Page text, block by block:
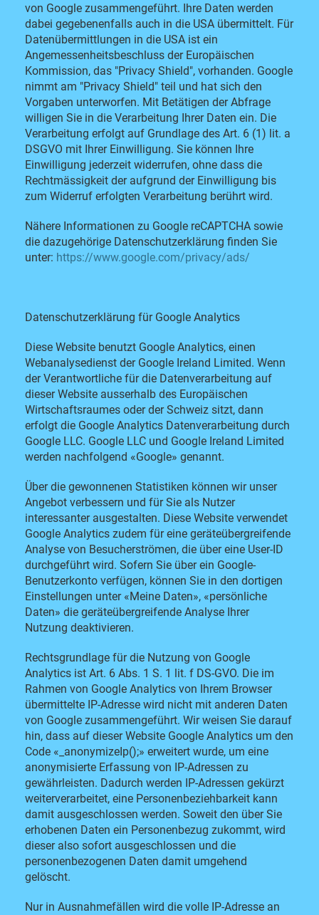
von Google zusammengeführt. Ihre Daten werden
dabei gegebenenfalls auch in die USA übermittelt. Für
Datenübermittlungen in die USA ist ein
Angemessenheitsbeschluss der Europäischen
Kommission, das "Privacy Shield", vorhanden. Google
nimmt am "Privacy Shield" teil und hat sich den
Vorgaben unterworfen. Mit Betätigen der Abfrage
willigen Sie in die Verarbeitung Ihrer Daten ein. Die
Verarbeitung erfolgt auf Grundlage des Art. 6 (1) lit. a
DSGVO mit Ihrer Einwilligung. Sie können Ihre
Einwilligung jederzeit widerrufen, ohne dass die
Rechtmässigkeit der aufgrund der Einwilligung bis
zum Widerruf erfolgten Verarbeitung berührt wird.
Nähere Informationen zu Google reCAPTCHA sowie
die dazugehörige Datenschutzerklärung finden Sie
unter: https://www.google.com/privacy/ads/
Datenschutzerklärung für Google Analytics
Diese Website benutzt Google Analytics, einen
Webanalysedienst der Google Ireland Limited. Wenn
der Verantwortliche für die Datenverarbeitung auf
dieser Website ausserhalb des Europäischen
Wirtschaftsraumes oder der Schweiz sitzt, dann
erfolgt die Google Analytics Datenverarbeitung durch
Google LLC. Google LLC und Google Ireland Limited
werden nachfolgend «Google» genannt.
Über die gewonnenen Statistiken können wir unser
Angebot verbessern und für Sie als Nutzer
interessanter ausgestalten. Diese Website verwendet
Google Analytics zudem für eine geräteübergreifende
Analyse von Besucherströmen, die über eine User-ID
durchgeführt wird. Sofern Sie über ein Google-
Benutzerkonto verfügen, können Sie in den dortigen
Einstellungen unter «Meine Daten», «persönliche
Daten» die geräteübergreifende Analyse Ihrer
Nutzung deaktivieren.
Rechtsgrundlage für die Nutzung von Google
Analytics ist Art. 6 Abs. 1 S. 1 lit. f DS-GVO. Die im
Rahmen von Google Analytics von Ihrem Browser
übermittelte IP-Adresse wird nicht mit anderen Daten
von Google zusammengeführt. Wir weisen Sie darauf
hin, dass auf dieser Website Google Analytics um den
Code «_anonymizeIp();» erweitert wurde, um eine
anonymisierte Erfassung von IP-Adressen zu
gewährleisten. Dadurch werden IP-Adressen gekürzt
weiterverarbeitet, eine Personenbeziehbarkeit kann
damit ausgeschlossen werden. Soweit den über Sie
erhobenen Daten ein Personenbezug zukommt, wird
dieser also sofort ausgeschlossen und die
personenbezogenen Daten damit umgehend
gelöscht.
Nur in Ausnahmefällen wird die volle IP-Adresse an